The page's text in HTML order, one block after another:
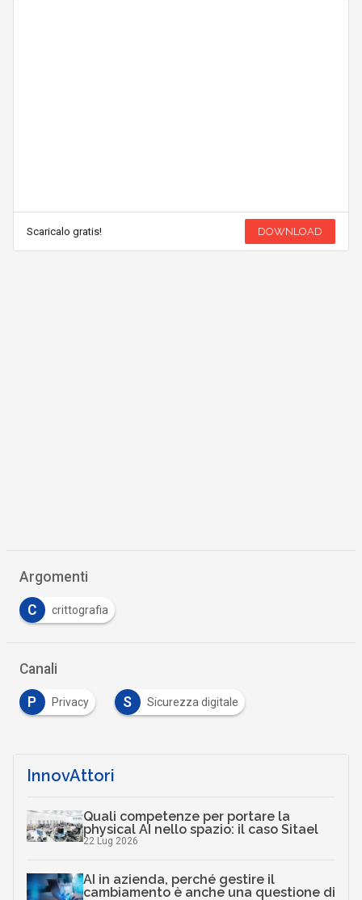
Scaricalo gratis! DOWNLOAD
Argomenti
C crittografia
Canali
P Privacy S Sicurezza digitale
InnovAttori
Quali competenze per portare la
physical AI nello spazio: il caso Sitael
22 Lug 2026
AI in azienda, perché gestire il
cambiamento è anche una questione di